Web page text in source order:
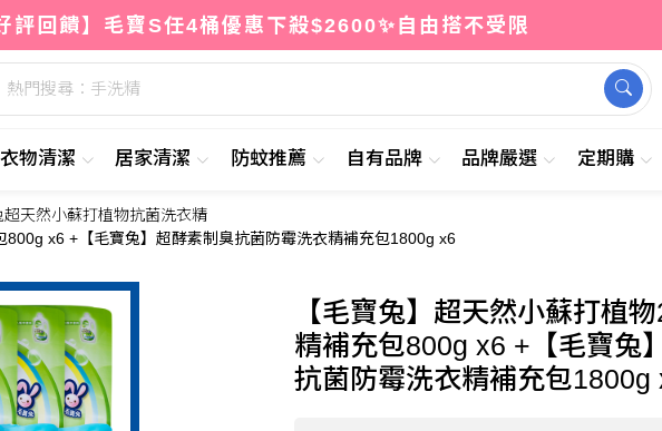
評回饋】毛寶S任4桶優惠下殺$2600✨自由搭不受限
熱門搜尋：手洗精
衣物清潔 居家清潔 防蚊推薦 自有品牌 品牌嚴選 定期購
$1,299
超天然小蘇打植物抗菌洗衣精
x6 +【毛寶兔】超酵素制臭抗菌防霉洗衣精補充包1800g x6
【毛寶兔】超天然小蘇打植
精補充包800g x6 +【毛寶兔
抗菌防霉洗衣精補充包1800g